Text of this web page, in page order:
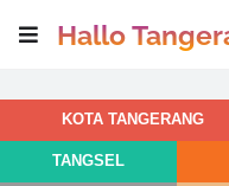
Hallo
KOTA TANGERANG
TANGSEL